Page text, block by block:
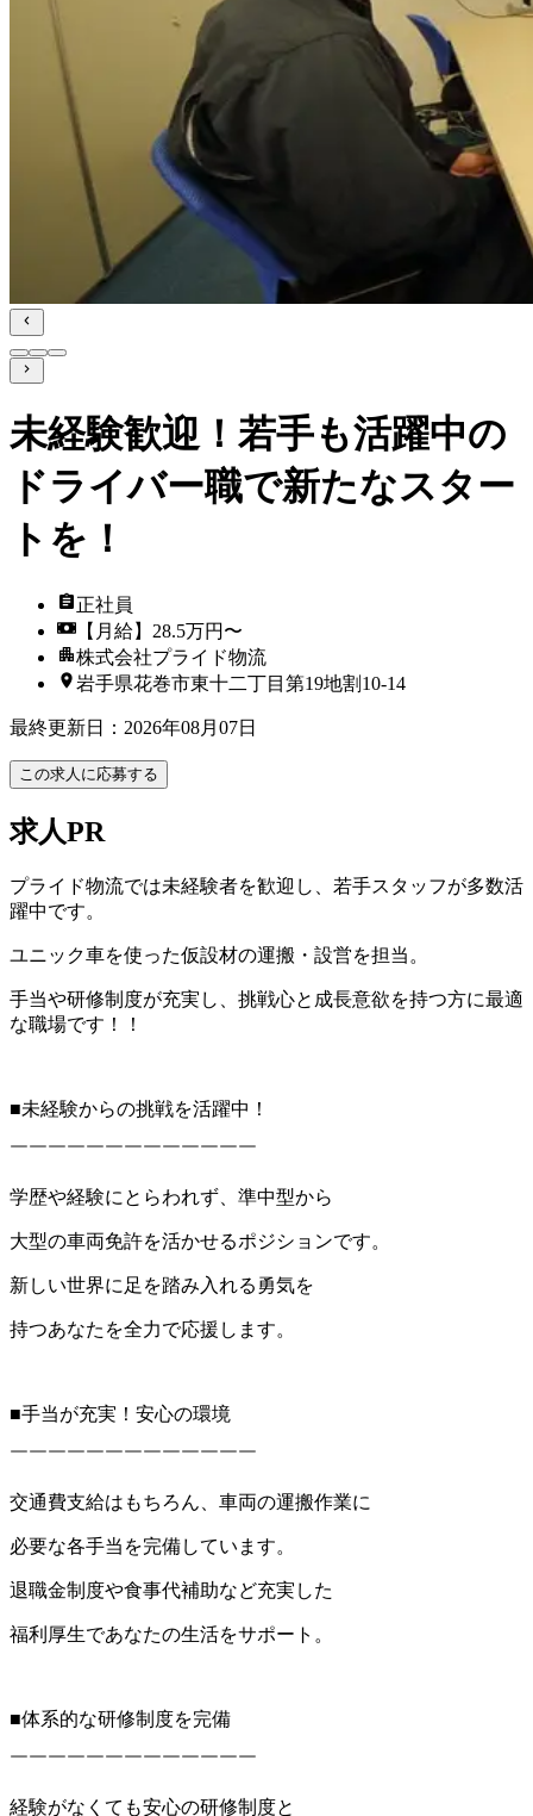
未経験歓迎！若手も活躍中の
ドライバー職で新たなスター
トを！
正社員
【月給】28.5万円〜
株式会社プライド物流
岩手県花巻市東十二丁目第19地割10-14
最終更新日 ： 2026年08月07日
この求人に応募する
求人PR
プライド物流では未経験者を歓迎し、若手スタッフが多数活
躍中です。
ユニック車を使った仮設材の運搬・設営を担当。
手当や研修制度が充実し、挑戦心と成長意欲を持つ方に最適
な職場です！！
■未経験からの挑戦を活躍中！
￣￣￣￣￣￣￣￣￣￣￣￣￣
学歴や経験にとらわれず、準中型から
大型の車両免許を活かせるポジションです。
新しい世界に足を踏み入れる勇気を
持つあなたを全力で応援します。
■手当が充実！安心の環境
￣￣￣￣￣￣￣￣￣￣￣￣￣
交通費支給はもちろん、車両の運搬作業に
必要な各手当を完備しています。
退職金制度や食事代補助など充実した
福利厚生であなたの生活をサポート。
■体系的な研修制度を完備
￣￣￣￣￣￣￣￣￣￣￣￣￣
経験がなくても安心の研修制度と